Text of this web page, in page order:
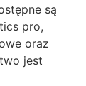
są
pro,
oraz
jest